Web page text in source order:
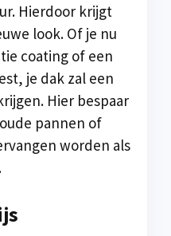
Hierdoor krijgt
look. Of je nu
coating of een
je dak zal een
Hier bespaar
pannen of
worden als